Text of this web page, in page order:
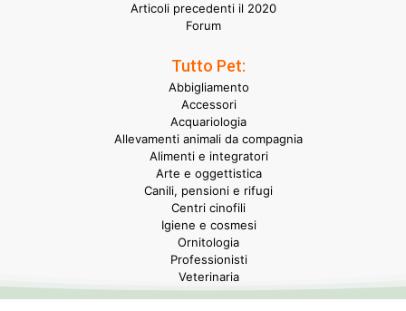
Articoli precedenti il 2020
Forum
Tutto Pet:
Abbigliamento
Accessori
Acquariologia
Allevamenti animali da compagnia
Alimenti e integratori
Arte e oggettistica
Canili, pensioni e rifugi
Centri cinofili
Igiene e cosmesi
Ornitologia
Professionisti
Veterinaria